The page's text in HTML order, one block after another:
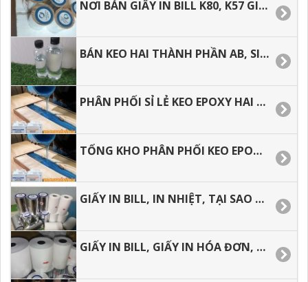
NƠI BÁN GIẤY IN BILL K80, K57 GIÁ RẺ TẠI TP.HCM.
BÁN KEO HAI THÀNH PHẦN AB, SIÊU TRONG SIÊU CỨNG GIÁ RẺ.
PHÂN PHỐI SỈ LẺ KEO EPOXY HAI THÀNH PHẦN TẠI HÓC MÔN, BÌNH TÂN, BÌNH CHÁNH.
TỔNG KHO PHÂN PHỐI KEO EPOXY GIÁ RẺ, GIAO HÀNG NHANH, SHIP COD, CHÀNH XE.
GIẤY IN BILL, IN NHIỆT, TẠI SAO SỬ DỤNG GIẤY IN BILL CHO VIỆC KINH DOANH.
GIẤY IN BILL, GIẤY IN HÓA ĐƠN, ĐỊA CHỈ MUA HÀNG GIÁ RẺ TẠI TP.HCM.